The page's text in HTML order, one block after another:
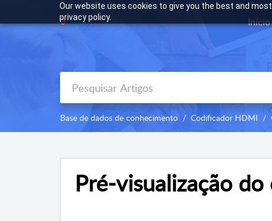
Our website uses cookies to give you the best and
privacy policy.
Início
Base de dados de conhecimento Codificador HDMI
Pré-visualização